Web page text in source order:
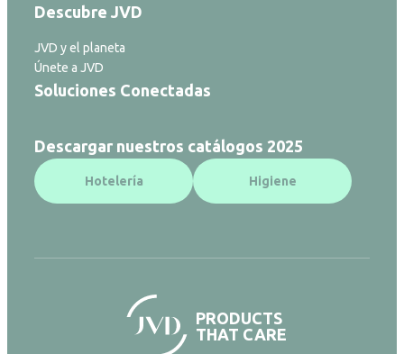
Descubre JVD
JVD y el planeta
Únete a JVD
Soluciones Conectadas
Descargar nuestros catálogos 2025
Hotelería Higiene
PRODUCTS
THAT CARE